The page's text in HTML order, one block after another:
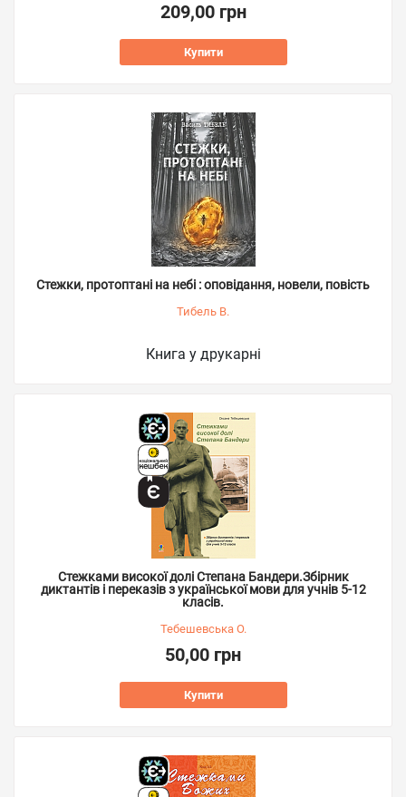
209,00 грн
Купити
Стежки, протоптані на небі : оповідання, новели, повість
Тибель В.
Книга у друкарні
Стежками високої долі Степана Бандери.Збірник
диктантів і переказів з української мови для учнів 5-12
класів.
Тебешевська О.
50,00 грн
Купити